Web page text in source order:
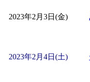
「子育
間：
赤
2023年2月3日(金)
2023年2月4日(土)